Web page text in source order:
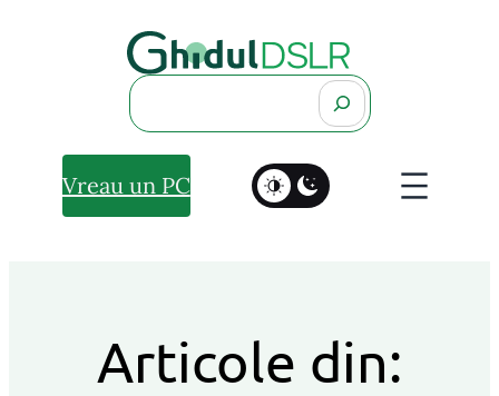
Search
Vreau un PC
Articole din: